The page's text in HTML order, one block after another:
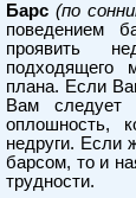
Барс (по
поведением
проявить
подходящего
плана. Если
Вам следует
оплошность,
недруги. Если
барсом, то и
трудности.